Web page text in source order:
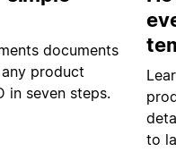
documents
product
in seven steps.
to